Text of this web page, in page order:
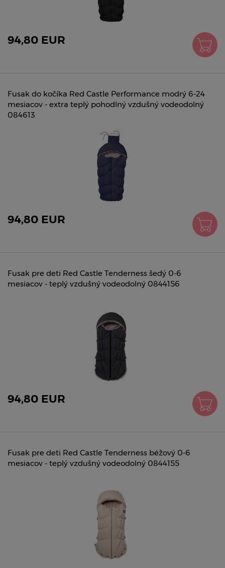
94,80 EUR
Fusak do kočíka Red Castle Performance modrý 6-24
mesiacov - extra teplý pohodlný vzdušný vodeodolný
084613
94,80 EUR
Fusak pre deti Red Castle Tenderness šedý 0-6
mesiacov - teplý vzdušný vodeodolný 0844156
94,80 EUR
Fusak pre deti Red Castle Tenderness béžový 0-6
mesiacov - teplý vzdušný vodeodolný 0844155